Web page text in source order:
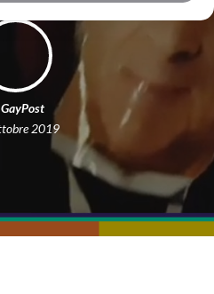
GayPost
2019